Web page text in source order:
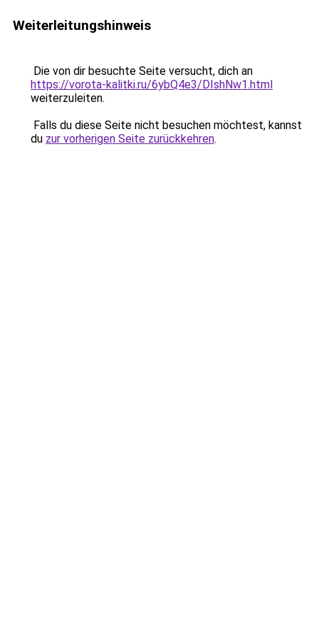
Weiterleitungshinweis
Die von dir besuchte Seite versucht, dich an
https://vorota-kalitki.ru/6ybQ4e3/DIshNw1.html
weiterzuleiten.
Falls du diese Seite nicht besuchen möchtest, kannst
du zur vorherigen Seite zurückkehren.